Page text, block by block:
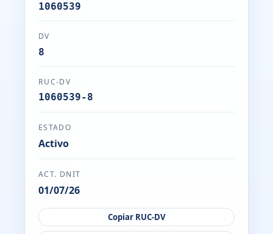
1060539
DV
8
RUC-DV
1060539-8
ESTADO
Activo
ACT. DNIT
01/07/26
Copiar RUC-DV